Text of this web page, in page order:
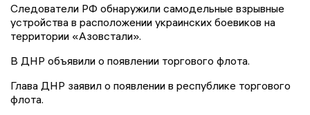
Следователи РФ обнаружили самодельные взрывные
устройства в расположении украинских боевиков на
территории «Азовстали».
В ДНР объявили о появлении торгового флота.
Глава ДНР заявил о появлении в республике торгового
флота.